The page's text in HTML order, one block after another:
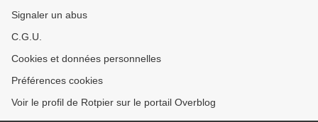
Signaler un abus
C.G.U.
Cookies et données personnelles
Préférences cookies
Voir le profil de Rotpier sur le portail Overblog